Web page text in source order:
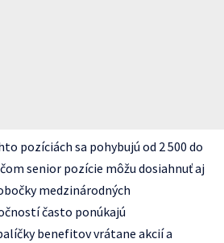
pozíciách sa pohybujú od 2 500 do
senior pozície môžu dosiahnuť aj
medzinárodných
často ponúkajú
benefitov vrátane akcií a